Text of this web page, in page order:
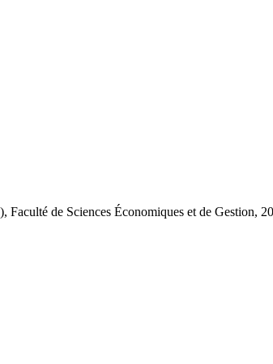
de Sciences Économiques et de Gestion,